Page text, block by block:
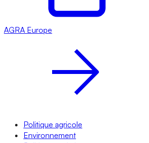
AGRA Europe
Politique agricole
Environnement